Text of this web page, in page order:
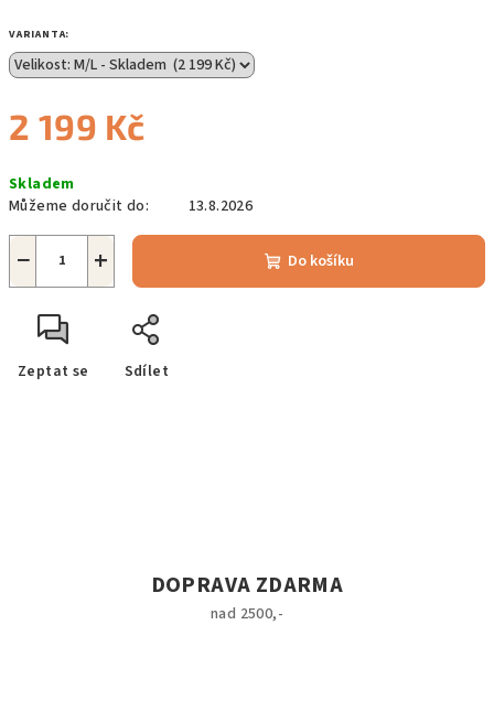
VARIANTA:
2 199 Kč
cena:
Skladem
Můžeme doručit do:
13.8.2026
+
− Do košíku
Zeptat se Sdílet
DOPRAVA ZDARMA
nad 2500,-